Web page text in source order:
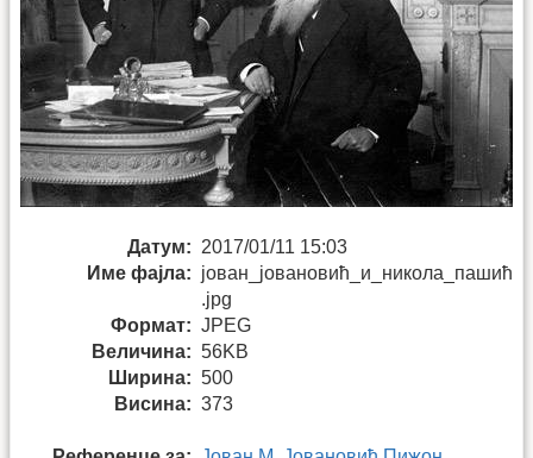
Датум: 2017/01/11 15:03
Име фајла: јован_јовановић_и_никола_пашић
.jpg
Формат: JPEG
Величина: 56KB
Ширина: 500
Висина: 373